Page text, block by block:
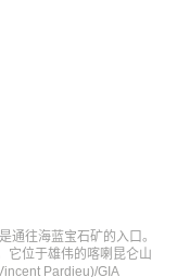
通往海蓝宝石矿的入口。
它位于雄伟的喀喇昆仑山
Pardieu)/GIA